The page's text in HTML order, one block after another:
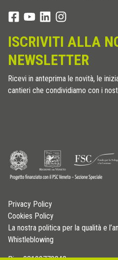
ISCRIVITI ALLA
NEWSLETTER
Ricevi in anteprima le novità, le
cantieri che condividiamo con i
Privacy Policy
Cookies Policy
La nostra politica per la qualità e
Whistleblowing